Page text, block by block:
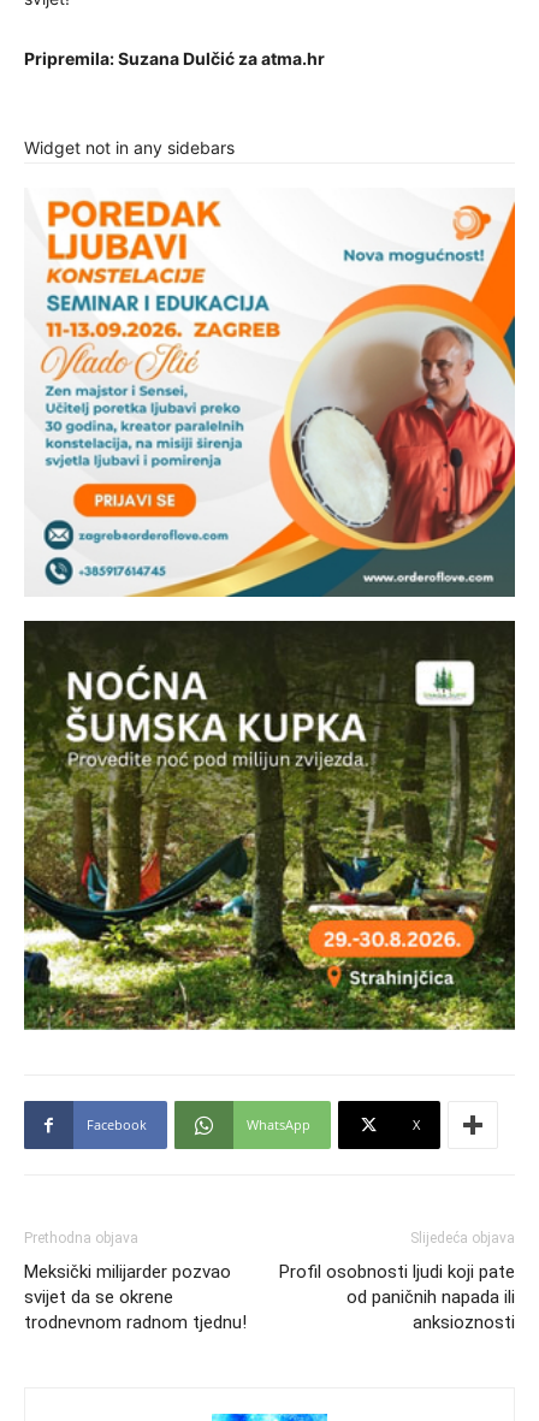
Pripremila: Suzana Dulčić za atma.hr
Widget not in any sidebars
Facebook WhatsApp X
Prethodna objava
Meksički milijarder pozvao
svijet da se okrene
trodnevnom radnom tjednu!
Slijedeća objava
Profil osobnosti ljudi koji pate
od paničnih napada ili
anksioznosti